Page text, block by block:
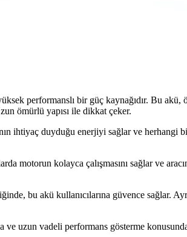
performanslı bir güç kaynağıdır. Bu akü,
ömürlü yapısı ile dikkat çeker.
ihtiyaç duyduğu enerjiyi sağlar ve herhangi
motorun kolayca çalışmasını sağlar ve
bu akü kullanıcılarına güvence sağlar.
uzun vadeli performans gösterme